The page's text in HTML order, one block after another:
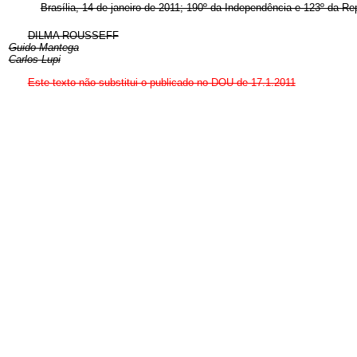
Brasília, 14 de janeiro de 2011; 190º da Independência e 123º da
DILMA ROUSSEFF
Guido Mantega
Carlos Lupi
Este texto não substitui o publicado no DOU de 17.1.2011